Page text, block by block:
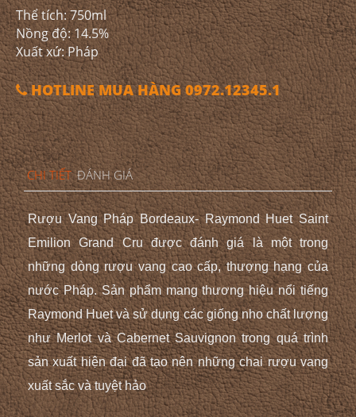
Thể tích: 750ml
Nồng độ: 14.5%
Xuất xứ: Pháp
HOTLINE MUA HÀNG 0972.12345.1
CHI TIẾT ĐÁNH GIÁ
Rượu Vang Pháp Bordeaux- Raymond Huet Saint
Emilion Grand Cru được đánh giá là một trong
những dòng rượu vang cao cấp, thượng hạng của
nước Pháp. Sản phẩm mang thương hiệu nổi tiếng
Raymond Huet và sử dụng các giống nho chất lượng
như Merlot và Cabernet Sauvignon trong quá trình
sản xuất hiện đại đã tạo nên những chai rượu vang
xuất sắc và tuyệt hảo